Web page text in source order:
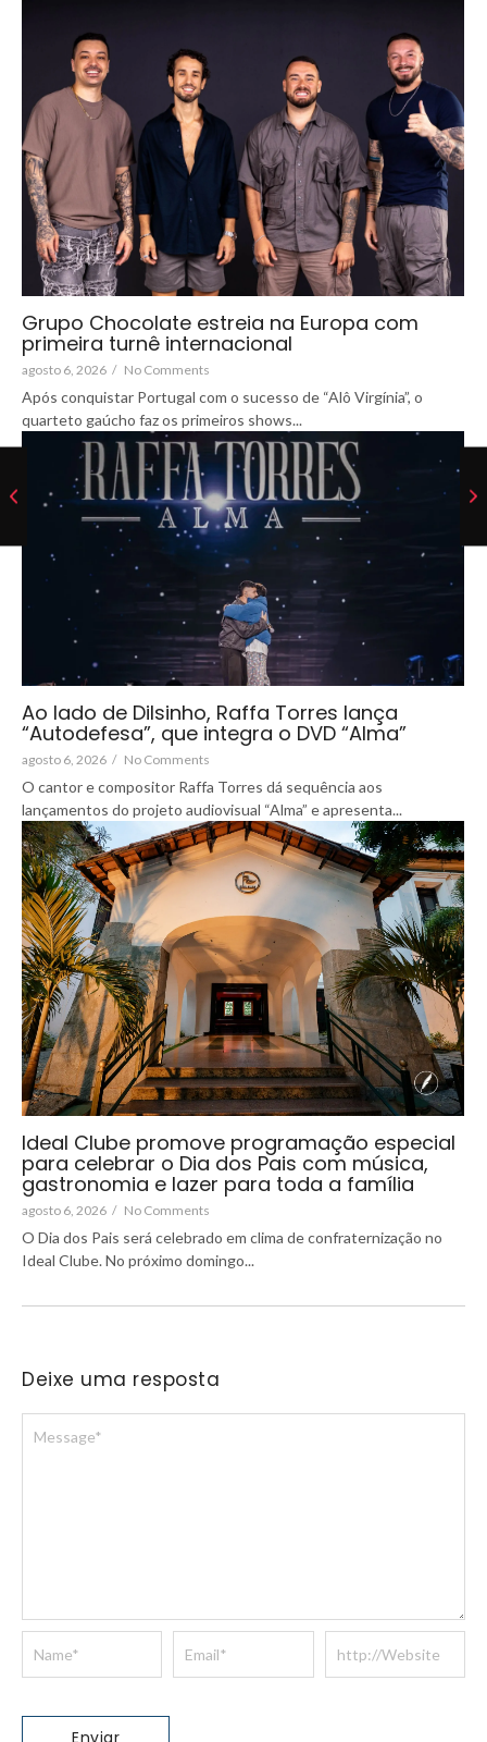
Grupo Chocolate estreia na Europa com
primeira turnê internacional
agosto 6, 2026 / No Comments
Após conquistar Portugal com o sucesso de “Alô Virgínia”, o
quarteto gaúcho faz os primeiros shows...
Ao lado de Dilsinho, Raffa Torres lança
“Autodefesa”, que integra o DVD “Alma”
agosto 6, 2026 / No Comments
O cantor e compositor Raffa Torres dá sequência aos
lançamentos do projeto audiovisual “Alma” e apresenta...
Ideal Clube promove programação especial
para celebrar o Dia dos Pais com música,
gastronomia e lazer para toda a família
agosto 6, 2026 / No Comments
O Dia dos Pais será celebrado em clima de confraternização no
Ideal Clube. No próximo domingo...
Deixe uma resposta